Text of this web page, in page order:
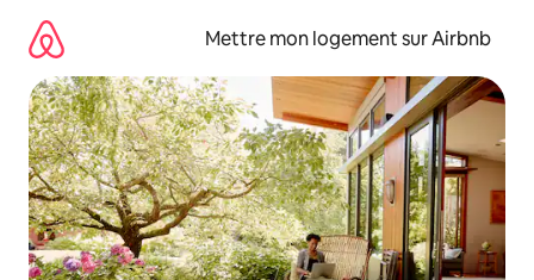
directement
contenu
Mettre mon logement sur Airbnb